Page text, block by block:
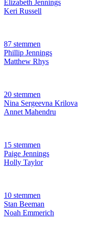
Elizabeth Jennings
Keri Russell
87 stemmen
Phillip Jennings
Matthew Rhys
20 stemmen
Nina Sergeevna Krilova
Annet Mahendru
15 stemmen
Paige Jennings
Holly Taylor
10 stemmen
Stan Beeman
Noah Emmerich